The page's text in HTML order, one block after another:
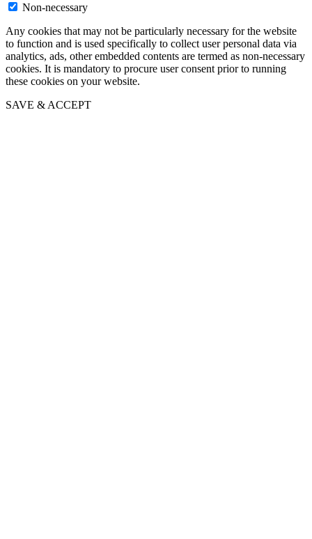
Non-necessary
Any cookies that may not be particularly necessary for the website
to function and is used specifically to collect user personal data via
analytics, ads, other embedded contents are termed as non-necessary
cookies. It is mandatory to procure user consent prior to running
these cookies on your website.
SAVE & ACCEPT